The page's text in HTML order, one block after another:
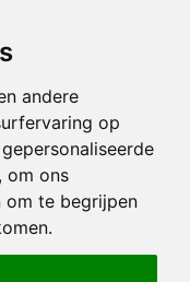
andere
op
om ons
om te begrijpen